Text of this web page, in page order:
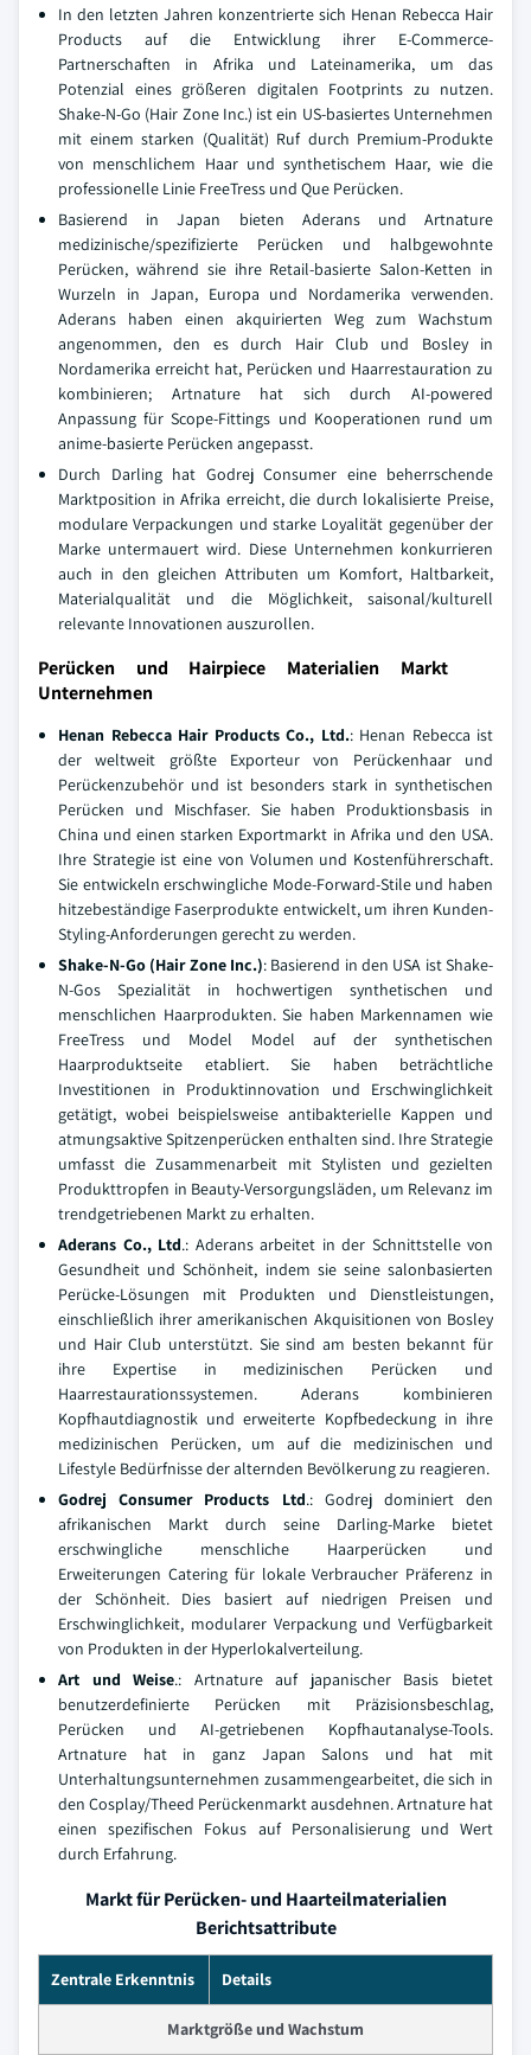
In den letzten Jahren konzentrierte sich Henan Rebecca Hair
Products auf die Entwicklung ihrer E-Commerce-
Partnerschaften in Afrika und Lateinamerika, um das
Potenzial eines größeren digitalen Footprints zu nutzen.
Shake-N-Go (Hair Zone Inc.) ist ein US-basiertes Unternehmen
mit einem starken (Qualität) Ruf durch Premium-Produkte
von menschlichem Haar und synthetischem Haar, wie die
professionelle Linie FreeTress und Que Perücken.
Basierend in Japan bieten Aderans und Artnature
medizinische/spezifizierte Perücken und halbgewohnte
Perücken, während sie ihre Retail-basierte Salon-Ketten in
Wurzeln in Japan, Europa und Nordamerika verwenden.
Aderans haben einen akquirierten Weg zum Wachstum
angenommen, den es durch Hair Club und Bosley in
Nordamerika erreicht hat, Perücken und Haarrestauration zu
kombinieren; Artnature hat sich durch AI-powered
Anpassung für Scope-Fittings und Kooperationen rund um
anime-basierte Perücken angepasst.
Durch Darling hat Godrej Consumer eine beherrschende
Marktposition in Afrika erreicht, die durch lokalisierte Preise,
modulare Verpackungen und starke Loyalität gegenüber der
Marke untermauert wird. Diese Unternehmen konkurrieren
auch in den gleichen Attributen um Komfort, Haltbarkeit,
Materialqualität und die Möglichkeit, saisonal/kulturell
relevante Innovationen auszurollen.
Perücken und Hairpiece Materialien Markt
Unternehmen
Henan Rebecca Hair Products Co., Ltd.: Henan Rebecca ist
der weltweit größte Exporteur von Perückenhaar und
Perückenzubehör und ist besonders stark in synthetischen
Perücken und Mischfaser. Sie haben Produktionsbasis in
China und einen starken Exportmarkt in Afrika und den USA.
Ihre Strategie ist eine von Volumen und Kostenführerschaft.
Sie entwickeln erschwingliche Mode-Forward-Stile und haben
hitzebeständige Faserprodukte entwickelt, um ihren Kunden-
Styling-Anforderungen gerecht zu werden.
Shake-N-Go (Hair Zone Inc.): Basierend in den USA ist Shake-
N-Gos Spezialität in hochwertigen synthetischen und
menschlichen Haarprodukten. Sie haben Markennamen wie
FreeTress und Model Model auf der synthetischen
Haarproduktseite etabliert. Sie haben beträchtliche
Investitionen in Produktinnovation und Erschwinglichkeit
getätigt, wobei beispielsweise antibakterielle Kappen und
atmungsaktive Spitzenperücken enthalten sind. Ihre Strategie
umfasst die Zusammenarbeit mit Stylisten und gezielten
Produkttropfen in Beauty-Versorgungsläden, um Relevanz im
trendgetriebenen Markt zu erhalten.
Aderans Co., Ltd.: Aderans arbeitet in der Schnittstelle von
Gesundheit und Schönheit, indem sie seine salonbasierten
Perücke-Lösungen mit Produkten und Dienstleistungen,
einschließlich ihrer amerikanischen Akquisitionen von Bosley
und Hair Club unterstützt. Sie sind am besten bekannt für
ihre Expertise in medizinischen Perücken und
Haarrestaurationssystemen. Aderans kombinieren
Kopfhautdiagnostik und erweiterte Kopfbedeckung in ihre
medizinischen Perücken, um auf die medizinischen und
Lifestyle Bedürfnisse der alternden Bevölkerung zu reagieren.
Godrej Consumer Products Ltd.: Godrej dominiert den
afrikanischen Markt durch seine Darling-Marke bietet
erschwingliche menschliche Haarperücken und
Erweiterungen Catering für lokale Verbraucher Präferenz in
der Schönheit. Dies basiert auf niedrigen Preisen und
Erschwinglichkeit, modularer Verpackung und Verfügbarkeit
von Produkten in der Hyperlokalverteilung.
Art und Weise.: Artnature auf japanischer Basis bietet
benutzerdefinierte Perücken mit Präzisionsbeschlag,
Perücken und AI-getriebenen Kopfhautanalyse-Tools.
Artnature hat in ganz Japan Salons und hat mit
Unterhaltungsunternehmen zusammengearbeitet, die sich in
den Cosplay/Theed Perückenmarkt ausdehnen. Artnature hat
einen spezifischen Fokus auf Personalisierung und Wert
durch Erfahrung.
Markt für Perücken- und Haarteilmaterialien
Berichtsattribute
Zentrale Erkenntnis Details
Marktgröße und Wachstum